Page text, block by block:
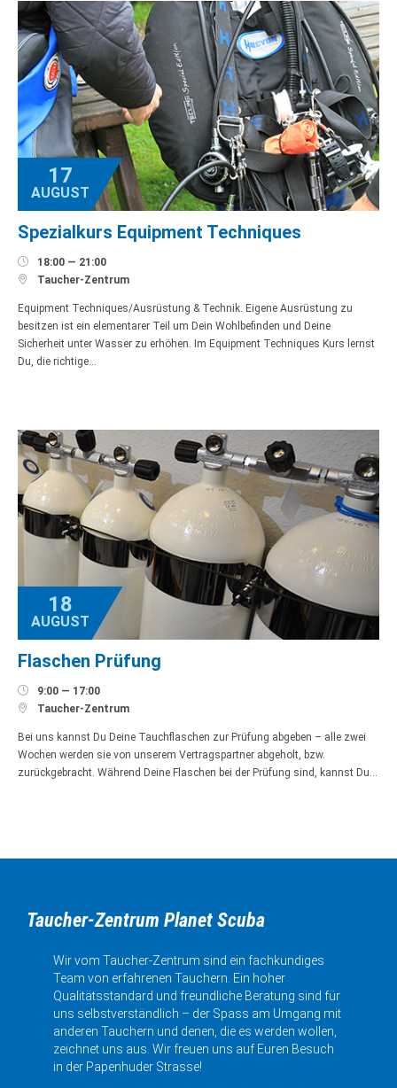
17
AUGUST
Spezialkurs Equipment Techniques
 18:00 — 21:00
 Taucher-Zentrum
Equipment Techniques/Ausrüstung & Technik. Eigene Ausrüstung zu
besitzen ist ein elementarer Teil um Dein Wohlbefinden und Deine
Sicherheit unter Wasser zu erhöhen. Im Equipment Techniques Kurs lernst
Du, die richtige…
18
AUGUST
Flaschen Prüfung
 9:00 — 17:00
 Taucher-Zentrum
Bei uns kannst Du Deine Tauchflaschen zur Prüfung abgeben – alle zwei
Wochen werden sie von unserem Vertragspartner abgeholt, bzw.
zurückgebracht. Während Deine Flaschen bei der Prüfung sind, kannst Du…
Taucher-Zentrum Planet Scuba
Wir vom Taucher-Zentrum sind ein fachkundiges
Team von erfahrenen Tauchern. Ein hoher
Qualitätsstandard und freundliche Beratung sind für
uns selbstverständlich – der Spass am Umgang mit
anderen Tauchern und denen, die es werden wollen,
zeichnet uns aus. Wir freuen uns auf Euren Besuch
in der Papenhuder Strasse!